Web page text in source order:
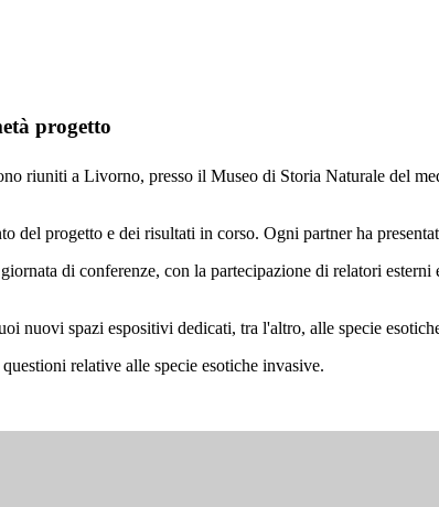
progetto
riuniti a Livorno, presso il Museo di Storia Naturale del
del progetto e dei risultati in corso. Ogni partner ha
di conferenze, con la partecipazione di relatori
nuovi spazi espositivi dedicati, tra l'altro, alle specie
relative alle specie esotiche invasive.